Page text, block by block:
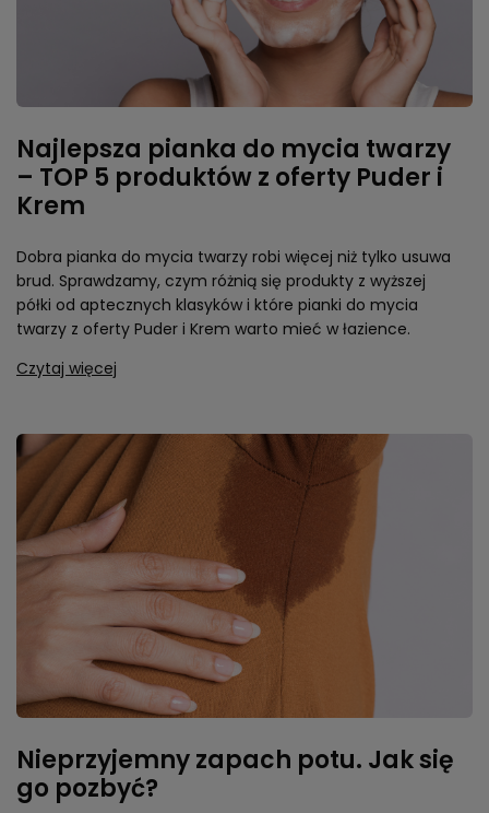
Najlepsza pianka do mycia twarzy
– TOP 5 produktów z oferty Puder i
Krem
Dobra pianka do mycia twarzy robi więcej niż tylko usuwa
brud. Sprawdzamy, czym różnią się produkty z wyższej
półki od aptecznych klasyków i które pianki do mycia
twarzy z oferty Puder i Krem warto mieć w łazience.
Czytaj więcej
Nieprzyjemny zapach potu. Jak się
go pozbyć?